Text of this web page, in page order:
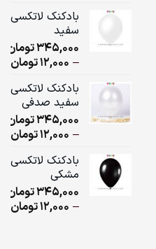
بادکنک لاتکسی
سفید
345,000تومان
–
12,000تومان
بادکنک لاتکسی
سفید صدفی
345,000تومان
–
12,000تومان
بادکنک لاتکسی
مشکی
345,000تومان
–
12,000تومان